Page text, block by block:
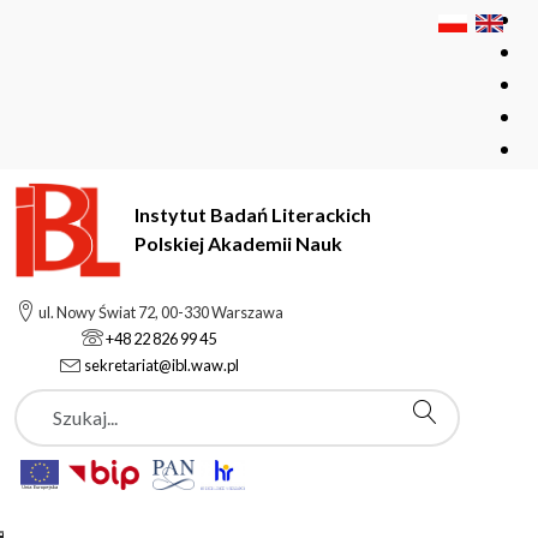
Instytut Badań Literackich
Polskiej Akademii Nauk
ul. Nowy Świat 72, 00-330 Warszawa
+48 22 826 99 45
sekretariat@ibl.waw.pl
Szukaj
Instytut Badań Literackich Polskiej Akademii Nauk
Aktualności
Z warsztatów badaczy oświecenia. Spotkanie szóste
Aktualności